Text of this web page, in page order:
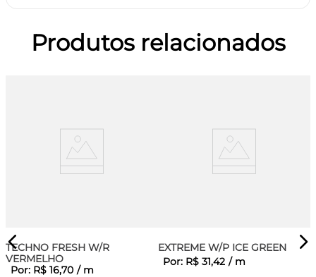
Produtos relacionados
TECHNO FRESH W/R
VERMELHO
Por: R$ 16,70 / m
EXTREME W/P ICE GREEN
Por: R$ 31,42 / m